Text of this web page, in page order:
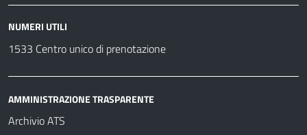
NUMERI UTILI
1533 Centro unico di prenotazione
AMMINISTRAZIONE TRASPARENTE
Archivio ATS